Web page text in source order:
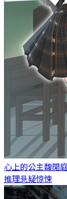
心上的公主馥閒
推理悬疑惊悚